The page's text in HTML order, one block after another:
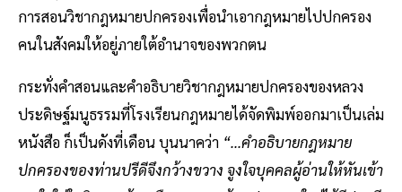
การสอนวิชากฎหมายปกครองเพื่อนำเอากฎหมายไปปกครอง
คนในสังคมให้อยู่ภายใต้อำนาจของพวกตน
กระทั่งคำสอนและคำอธิบายวิชากฎหมายปกครองของหลวง
ประดิษฐ์มนูธรรมที่โรงเรียนกฎหมายได้จัดพิมพ์ออกมาเป็นเล่ม
หนังสือ ก็เป็นดังที่เดือน บุนนาคว่า “...คำอธิบายกฎหมาย
ปกครองของท่านปรีดีจึงกว้างขวาง จูงใจบุคคลผู้อ่านให้หันเข้า